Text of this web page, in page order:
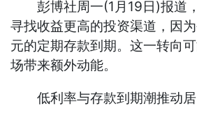
彭博社周一(1月19日)报道
寻找收益更高的投资渠道，因
元的定期存款到期。这一转向
场带来额外动能。
低利率与存款到期潮推动居